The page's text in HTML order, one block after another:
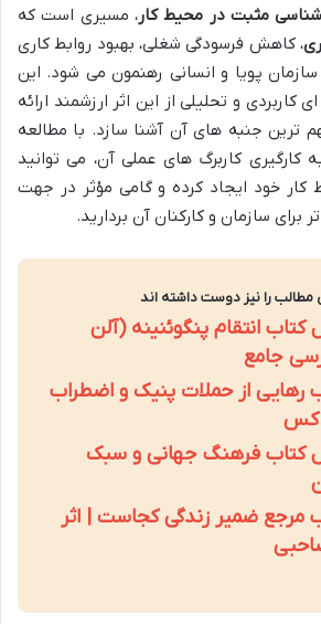
مثبت در محیط کار، مسیری است که
، کاهش فرسودگی شغلی، بهبود روابط کاری
پویا و انسانی رهنمون می شود. این
کاربردی و تحلیلی از این اثر ارزشمند ارائه
ترین جنبه های آن آشنا سازد. با مطالعه
کارگیری کاربرگ های عملی آن، می توانید
کار خود ایجاد کرده و گامی مؤثر در جهت
سازمان و کارکنان آن بردارید.
مطالب را نیز دوست داشته اند
انتقام پنگوئنینه (آلن
جامع
رهایی از حملات پنیک و اضطراب
کتاب فرهنگ جهانی و سبک
مرجع ضمیر زندگی کجاست | اثر